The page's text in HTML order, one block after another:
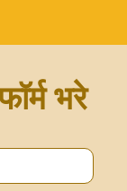
भरे